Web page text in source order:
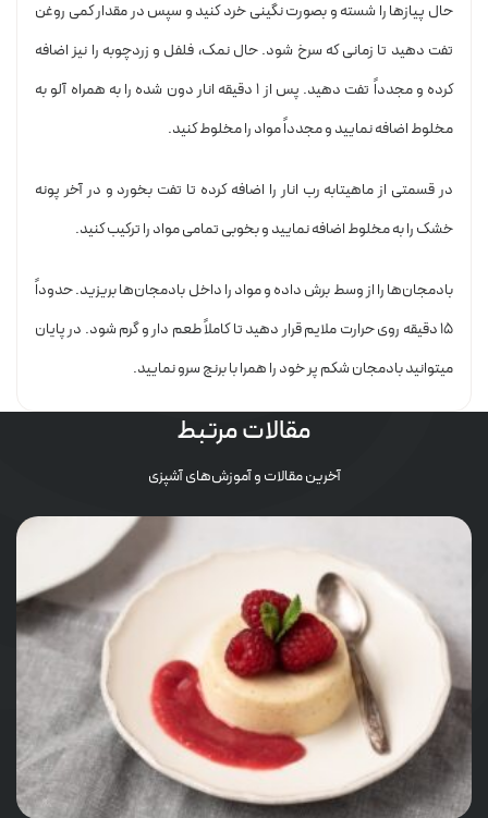
حال پیازها را شسته و بصورت نگینی خرد کنید و سپس در مقدار کمی روغن
تفت دهید تا زمانی که سرخ شود. حال نمک، فلفل و زردچوبه را نیز اضافه
کرده و مجدداً تفت دهید. پس از ۱ دقیقه انار دون شده را به همراه آلو به
مخلوط اضافه نمایید و مجدداً مواد را مخلوط کنید.
در قسمتی از ماهیتابه رب انار را اضافه کرده تا تفت بخورد و در آخر پونه
خشک را به مخلوط اضافه نمایید و بخوبی تمامی مواد را ترکیب کنید.
بادمجان‌ها را از وسط برش داده و مواد را داخل بادمجان‌ها بریزید. حدوداً
۱۵ دقیقه روی حرارت ملایم قرار دهید تا کاملاً طعم دار و گرم شود. در پایان
میتوانید بادمجان شکم پر خود را همرا با برنج سرو نمایید.
مقالات مرتبط
آخرین مقالات و آموزش‌های آشپزی